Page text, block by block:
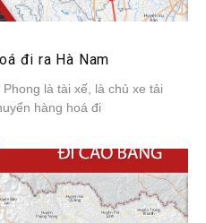
đi ra Hà Nam
là tài xế, là chủ xe tải
hàng hoá đi